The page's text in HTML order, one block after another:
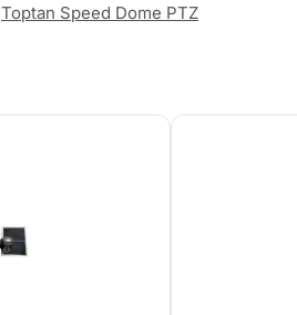
Toptan Speed Dome PTZ